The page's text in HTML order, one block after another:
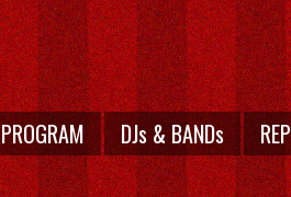
PROGRAM DJs & BANDs